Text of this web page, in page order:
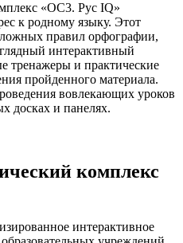
«ОС3. Рус IQ»
к родному языку. Этот
правил орфографии,
интерактивный
тренажеры и практические
пройденного материала.
вовлекающих уроков
досках и панелях.
комплекс
интерактивное